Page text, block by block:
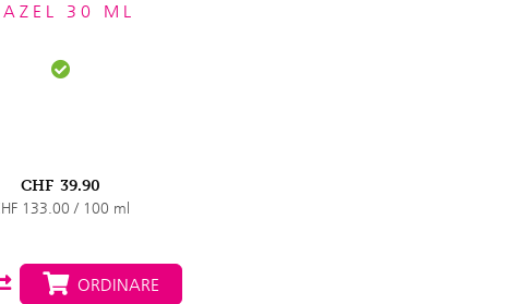
30 ML
CHF 39.90
133.00 / 100 ml
ORDINARE